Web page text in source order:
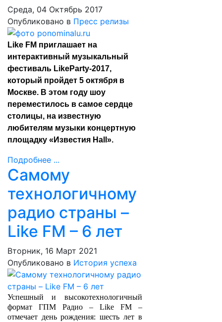
Среда, 04 Октябрь 2017
Опубликовано в Пресс релизы
Like FM приглашает на
интерактивный музыкальный
фестиваль LikeParty-2017,
который пройдет 5 октября в
Москве. В этом году шоу
переместилось в самое сердце
столицы, на известную
любителям музыки концертную
площадку «Известия Hall».
Подробнее ...
Самому
технологичному
радио страны –
Like FM – 6 лет
Вторник, 16 Март 2021
Опубликовано в История успеха
Успешный и высокотехнологичный
формат ГПМ Радио – Like FM –
отмечает день рождения: шесть лет в